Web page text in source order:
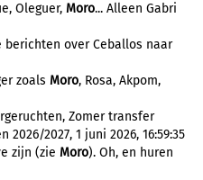
Oleguer, Moro... Alleen Gabri
berichten over Ceballos naar
zoals Moro, Rosa, Akpom,
Zomer transfer
2027, 1 juni 2026, 16:59:35
zijn (zie Moro). Oh, en huren